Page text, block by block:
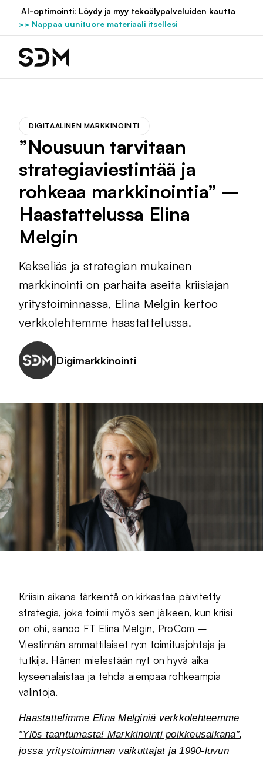
Hyppää
sisältöön
AI-optimointi: Löydy ja myy tekoälypalveluiden kautta
>> Nappaa uunituore materiaali itsellesi
DIGITAALINEN MARKKINOINTI
”Nousuun tarvitaan
strategiaviestintää ja
rohkeaa markkinointia” –
Haastattelussa Elina
Melgin
Kekseliäs ja strategian mukainen
markkinointi on parhaita aseita kriisiajan
yritystoiminnassa, Elina Melgin kertoo
verkkolehtemme haastattelussa.
Digimarkkinointi
Kriisin aikana tärkeintä on kirkastaa päivitetty
strategia, joka toimii myös sen jälkeen, kun kriisi
on ohi, sanoo FT Elina Melgin, ProCom –
Viestinnän ammattilaiset ry:n toimitusjohtaja ja
tutkija. Hänen mielestään nyt on hyvä aika
kyseenalaistaa ja tehdä aiempaa rohkeampia
valintoja.
Haastattelimme Elina Melginiä verkkolehteemme
”Ylös taantumasta! Markkinointi poikkeusaikana”,
jossa yritystoiminnan vaikuttajat ja 1990-luvun